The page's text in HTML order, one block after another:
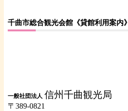
千曲市総合観光会館《貸館利用案内》
一般社団法人 信州千曲観光局
〒389-0821